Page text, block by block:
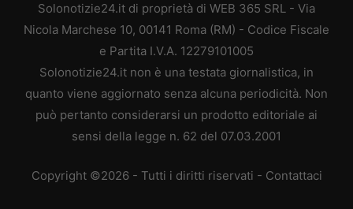
Solonotizie24.it di proprietà di WEB 365 SRL - Via
Nicola Marchese 10, 00141 Roma (RM) - Codice Fiscale
e Partita I.V.A. 12279101005
Solonotizie24.it non è una testata giornalistica, in
quanto viene aggiornato senza alcuna periodicità. Non
può pertanto considerarsi un prodotto editoriale ai
sensi della legge n. 62 del 07.03.2001
Copyright ©2026 - Tutti i diritti riservati - Contattaci